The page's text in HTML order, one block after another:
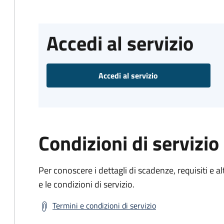
Accedi al servizio
Accedi al servizio
Condizioni di servizio
Per conoscere i dettagli di scadenze, requisiti e
e le condizioni di servizio.
Termini e condizioni di servizio